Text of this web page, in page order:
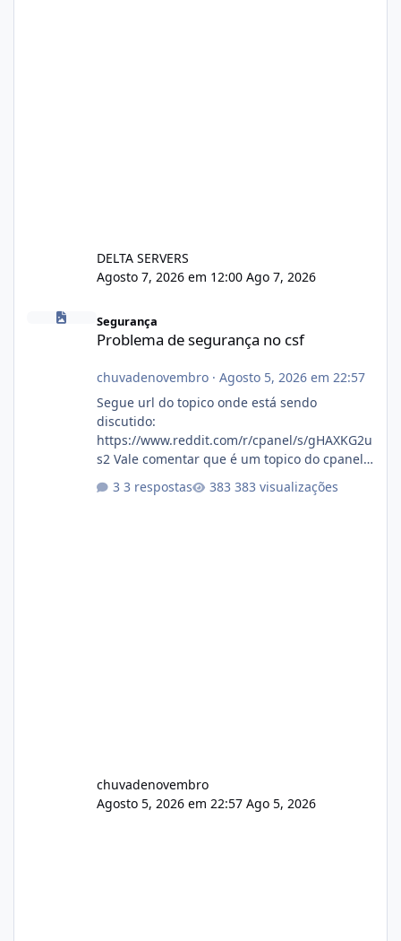
DELTA SERVERS
Agosto 7, 2026 em 12:00 Ago 7, 2026
Segurança
Problema de segurança no csf
chuvadenovembro· Agosto 5, 2026 em 22:57
Segue url do topico onde está sendo
discutido:
https://www.reddit.com/r/cpanel/s/gHAXKG2u
s2 Vale comentar que é um topico do cpanel...
3 respostas 383 visualizações
chuvadenovembro
Agosto 5, 2026 em 22:57 Ago 5, 2026